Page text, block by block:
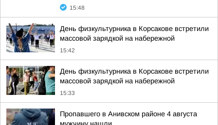
15:48
День физкультурника в Корсакове встретили
массовой зарядкой на набережной
15:42
День физкультурника в Корсакове встретили
массовой зарядкой на набережной
15:33
Пропавшего в Анивском районе 4 августа